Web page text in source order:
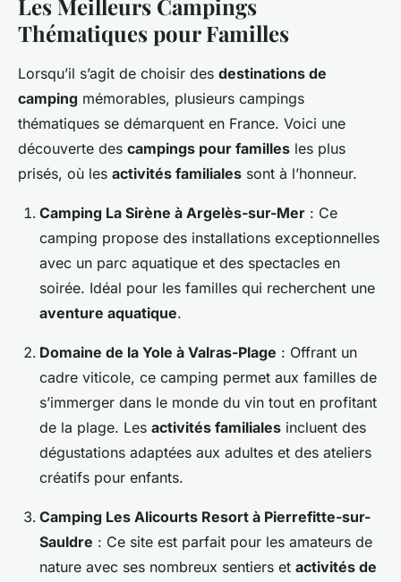
Les Meilleurs Campings
Thématiques pour Familles
Lorsqu’il s’agit de choisir des destinations de
camping mémorables, plusieurs campings
thématiques se démarquent en France. Voici une
découverte des campings pour familles les plus
prisés, où les activités familiales sont à l’honneur.
Camping La Sirène à Argelès-sur-Mer : Ce
camping propose des installations exceptionnelles
avec un parc aquatique et des spectacles en
soirée. Idéal pour les familles qui recherchent une
aventure aquatique.
Domaine de la Yole à Valras-Plage : Offrant un
cadre viticole, ce camping permet aux familles de
s’immerger dans le monde du vin tout en profitant
de la plage. Les activités familiales incluent des
dégustations adaptées aux adultes et des ateliers
créatifs pour enfants.
Camping Les Alicourts Resort à Pierrefitte-sur-
Sauldre : Ce site est parfait pour les amateurs de
nature avec ses nombreux sentiers et activités de